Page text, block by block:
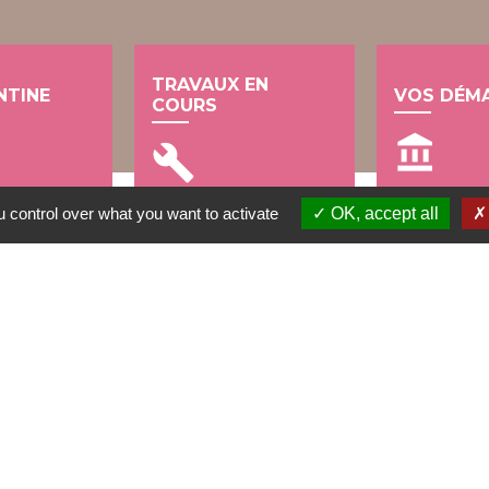
TRAVAUX EN
COURS
build
VOS
account_balance
over what you want to activate OK, accept all